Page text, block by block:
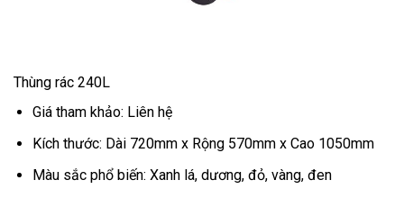
Thùng rác 240L
Giá tham khảo: Liên hệ
Kích thước: Dài 720mm x Rộng 570mm x Cao 1050mm
Màu sắc phổ biến: Xanh lá, dương, đỏ, vàng, đen